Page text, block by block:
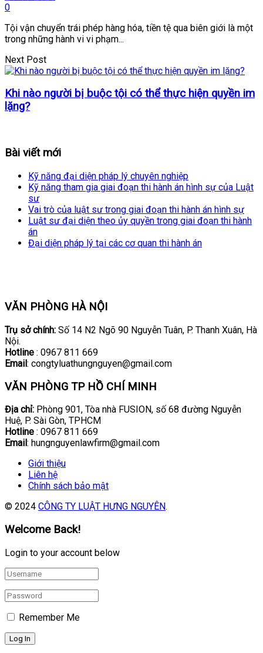
0
Tội vận chuyển trái phép hàng hóa, tiền tệ qua biên giới là một
trong những hành vi vi phạm...
Next Post
Khi nào người bị buộc tội có thể thực hiện quyền im
lặng?
Bài viết mới
Kỹ năng đại diện pháp lý chuyên nghiệp
Kỹ năng tham gia giai đoạn thi hành án hình sự của Luật
sư
Vai trò của luật sư trong giai đoạn thi hành án hình sự
Luật sư đại diện theo ủy quyền trong giai đoạn thi hành
án
Đại diện pháp lý tại các cơ quan thi hành án
VĂN PHÒNG HÀ NỘI
Trụ sở chính: Số 14 N2 Ngõ 90 Nguyễn Tuân, P. Thanh Xuân, Hà
Nội.
Hotline : 0967 811 669
Email: congtyluathungnguyen@gmail.com
VĂN PHÒNG TP HỒ CHÍ MINH
Địa chỉ: Phòng 901, Tòa nhà FUSION, số 68 đường Nguyễn
Huệ, P. Sài Gòn, TPHCM
Hotline : 0967 811 669
Email : hungnguyenlawfirm@gmail.com
Giới thiệu
Liên hệ
Chính sách bảo mật
© 2024 CÔNG TY LUẬT HƯNG NGUYÊN.
Welcome Back!
Login to your account below
Remember Me